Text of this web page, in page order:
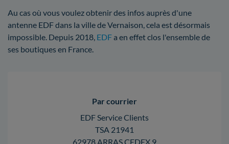
Au cas où vous voulez obtenir des infos auprès d'une
antenne EDF dans la ville de Vernaison, cela est désormais
impossible. Depuis 2018, EDFa en effet clos l'ensemble de
ses boutiques en France.
Par courrier
EDF Service Clients
TSA 21941
62978 ARRAS CEDEX 9